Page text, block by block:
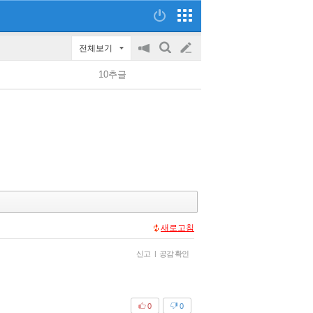
전체보기
공
on/off
검
글
쓰
10추글
새로고침
신고 | 공감 확인
0
0